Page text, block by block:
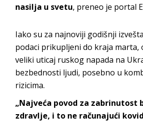
nasilja u svetu, preneo je portal
Iako su za najnoviji godišnji
podaci prikupljeni do kraja marta,
veliki uticaj ruskog napada na
bezbednosti ljudi, posebno u
rizicima.
„Najveća povod za zabrinutost
zdravlje, i to ne računajući